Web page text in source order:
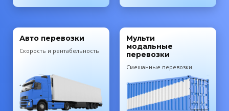
Авто перевозки
Скорость и рентабельность
Мульти
модальные
перевозки
Смешанные перевозки